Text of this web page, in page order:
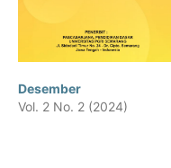
Desember
Vol. 2 No. 2 (2024)